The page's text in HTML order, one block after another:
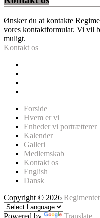
Ønsker du at kontakte
vores kontaktformular. Vi vil
muligt.
Kontakt os
Forside
Hvem er vi
Enheder vi portrætterer
Kalender
Galleri
Medlemskab
Kontakt os
English
Dansk
Copyright © 2026 Regimentet
Powered by Translate